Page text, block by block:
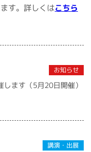
す。詳しくはこちら
お知らせ
ます（5月20日開催）
講演・出展